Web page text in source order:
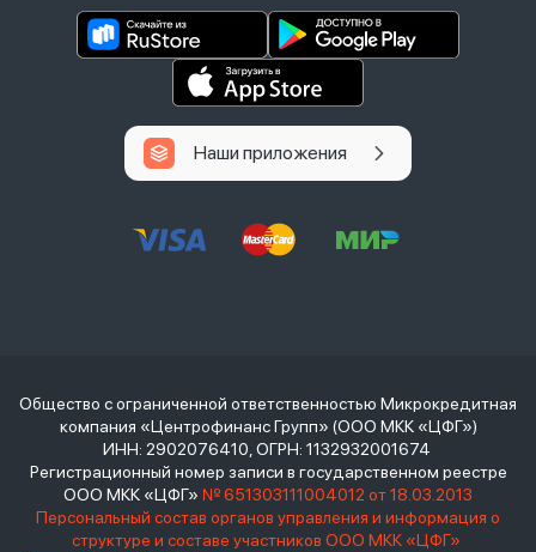
Наши приложения
Общество с ограниченной ответственностью Микрокредитная
компания «Центрофинанс Групп» (ООО МКК «ЦФГ»)
ИНН: 2902076410, ОГРН: 1132932001674
Регистрационный номер записи в государственном реестре
ООО МКК «ЦФГ» № 651303111004012 от 18.03.2013
Персональный состав органов управления и информация о
структуре и составе участников ООО МКК «ЦФГ»